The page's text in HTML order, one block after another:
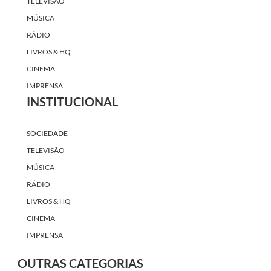
MÚSICA
RÁDIO
LIVROS & HQ
CINEMA
IMPRENSA
INSTITUCIONAL
SOCIEDADE
TELEVISÃO
MÚSICA
RÁDIO
LIVROS & HQ
CINEMA
IMPRENSA
OUTRAS CATEGORIAS